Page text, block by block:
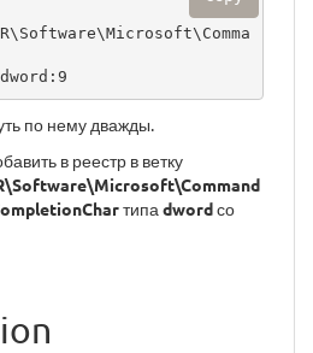
по нему дважды.
в реестр в ветку
типа dwordсо